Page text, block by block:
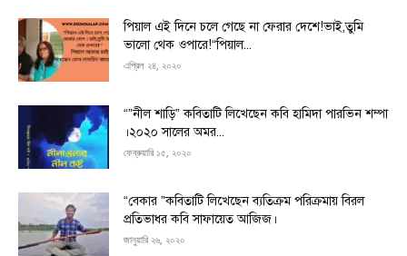
পিয়াল এই দিনে চলে গেছে না ফেরার দেশে!ভাই,তুমি
ভালো থেক ওপারে!“পিয়াল...
এপ্রিল ২৪, ২০২০
“”নীল শাড়ি” কবিতাটি লিখেছেন কবি হামিদা পারভিন শম্পা
।২০২০ সালের অমর...
ফেব্রুয়ারি ১৫, ২০২০
“বেকার ”কবিতাটি লিখেছেন ব্যতিক্রম পরিক্রমায় বিরল
প্রতিভাধর কবি সাফায়েত আজিজ।
জানুয়ারি ২৬, ২০২০